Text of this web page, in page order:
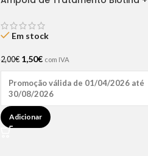
Em stock
2,00€ 1,50€ com IVA
Promoção válida de 01/04/2026 até
30/08/2026
Adicionar